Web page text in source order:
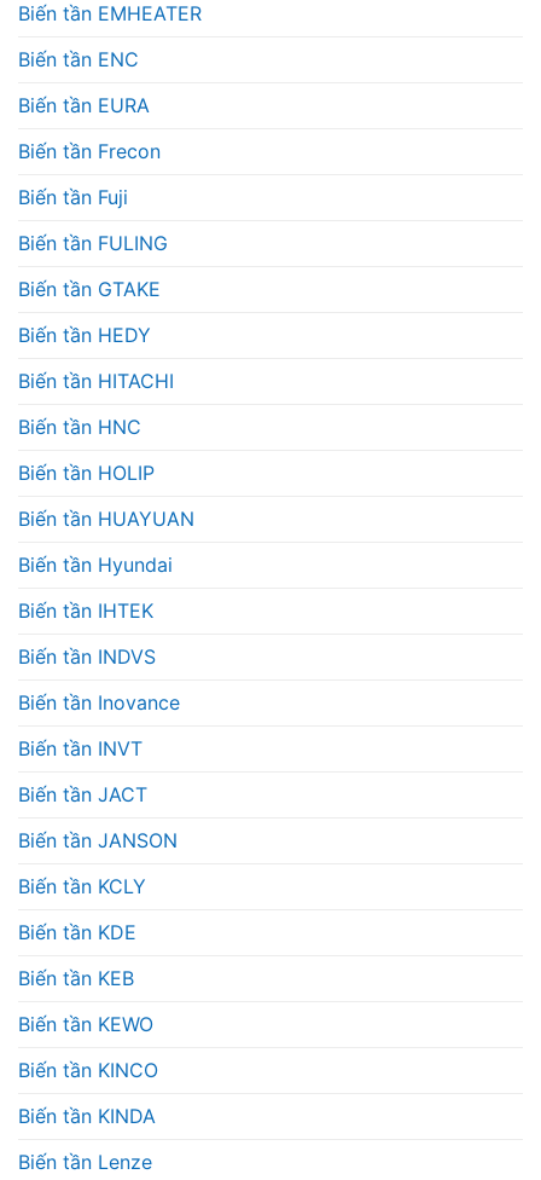
Biến tần EMHEATER
Biến tần ENC
Biến tần EURA
Biến tần Frecon
Biến tần Fuji
Biến tần FULING
Biến tần GTAKE
Biến tần HEDY
Biến tần HITACHI
Biến tần HNC
Biến tần HOLIP
Biến tần HUAYUAN
Biến tần Hyundai
Biến tần IHTEK
Biến tần INDVS
Biến tần Inovance
Biến tần INVT
Biến tần JACT
Biến tần JANSON
Biến tần KCLY
Biến tần KDE
Biến tần KEB
Biến tần KEWO
Biến tần KINCO
Biến tần KINDA
Biến tần Lenze